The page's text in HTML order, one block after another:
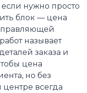
нужно просто
блок — цена
называет
заказа и
цена
но без
центре всегда